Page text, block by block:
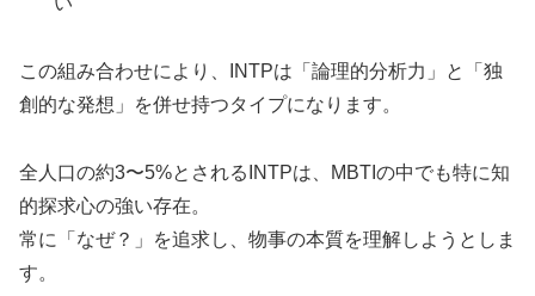
この組み合わせにより、INTPは「論理的分析力」と「独
創的な発想」を併せ持つタイプになります。
全人口の約3〜5%とされるINTPは、MBTIの中でも特に知
的探求心の強い存在。
常に「なぜ？」を追求し、物事の本質を理解しようとしま
す。